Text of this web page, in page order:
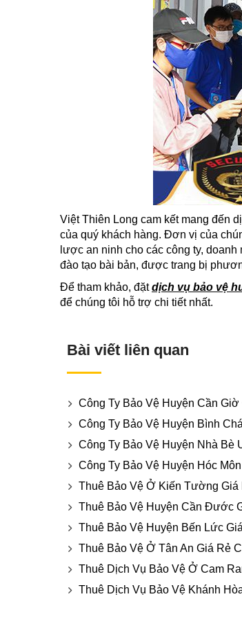
Việt Thiên Long cam kết mang đến
của quý khách hàng. Đơn vị của
lược an ninh cho các công ty,
đào tạo bài bản, được trang bị
Để tham khảo, đặtdịch vụ bảo vệ
để chúng tôi hỗ trợ chi tiết nhất.
Bài viết liên quan
Công Ty Bảo Vệ Huyện Cần
Công Ty Bảo Vệ Huyện Bình
Công Ty Bảo Vệ Huyện Nhà Bè
Công Ty Bảo Vệ Huyện Hóc
Thuê Bảo Vệ Ở Kiến Tường Giá
Thuê Bảo Vệ Huyện Cần Đước
Thuê Bảo Vệ Huyện Bến Lức
Thuê Bảo Vệ Ở Tân An Giá Rẻ
Thuê Dịch Vụ Bảo Vệ Ở Cam
Thuê Dịch Vụ Bảo Vệ Khánh